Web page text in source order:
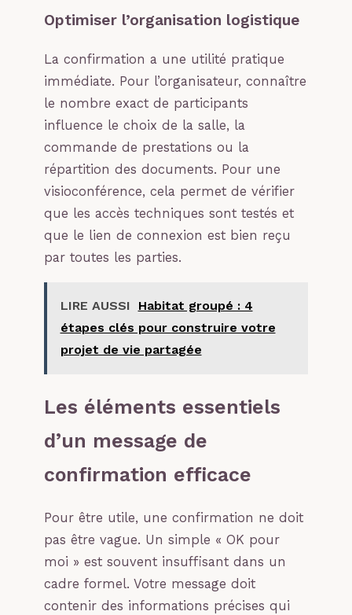
Optimiser l’organisation logistique
La confirmation a une utilité pratique
immédiate. Pour l’organisateur, connaître
le nombre exact de participants
influence le choix de la salle, la
commande de prestations ou la
répartition des documents. Pour une
visioconférence, cela permet de vérifier
que les accès techniques sont testés et
que le lien de connexion est bien reçu
par toutes les parties.
LIRE AUSSI
Habitat groupé : 4
étapes clés pour construire votre
projet de vie partagée
Les éléments essentiels
d’un message de
confirmation efficace
Pour être utile, une confirmation ne doit
pas être vague. Un simple « OK pour
moi » est souvent insuffisant dans un
cadre formel. Votre message doit
contenir des informations précises qui